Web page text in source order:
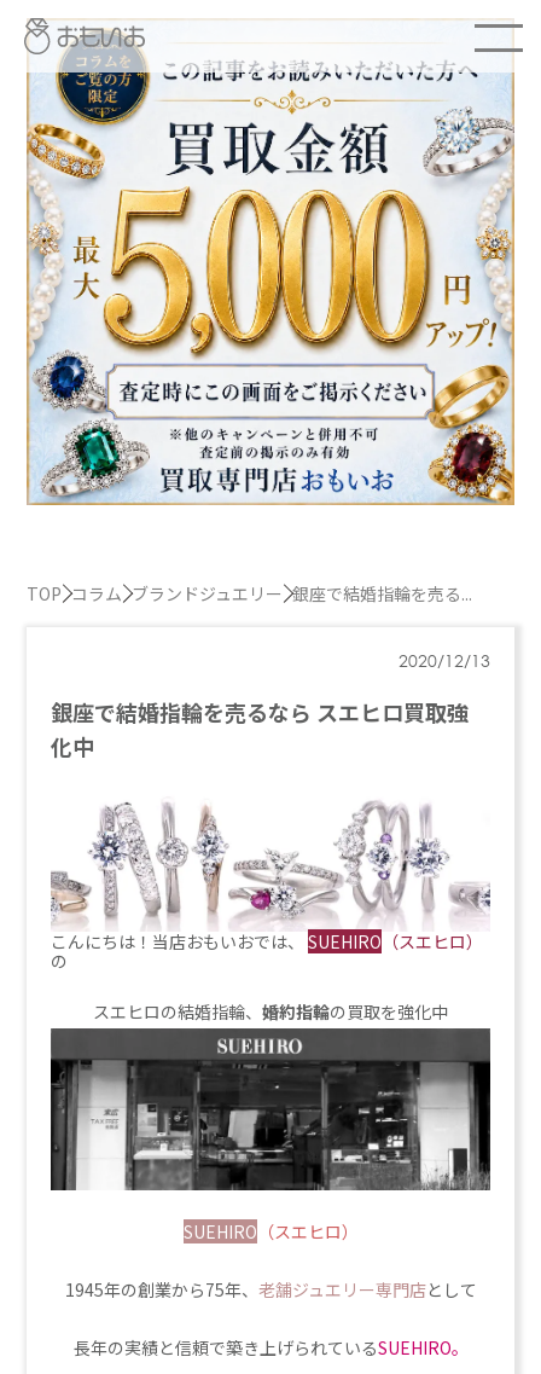
TOP コラム ブランドジュエリー 銀座で結婚指輪を売る...
2020/12/13
銀座で結婚指輪を売るなら スエヒロ買取強
化中
こんにちは！当店おもいおでは、SUEHIRO （スエヒロ）
の
スエヒロの結婚指輪、 婚約指輪の買取を強化中
SUEHIRO （スエヒロ）
1945年の創業から75年、 老舗ジュエリー専門店として
長年の実績と信頼で築き上げられているSUEHIRO。